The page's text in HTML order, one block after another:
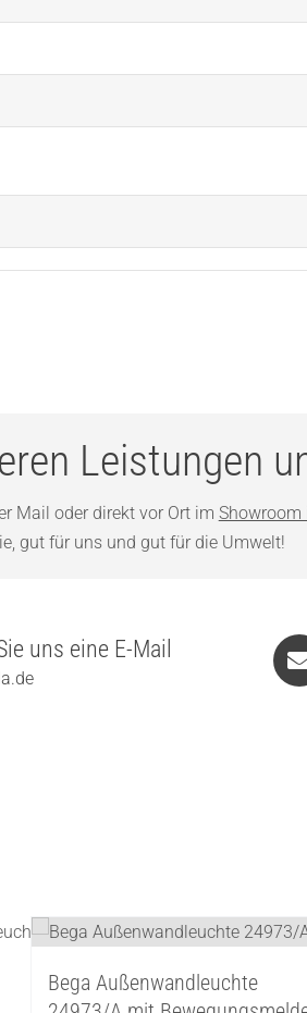
Leistungen
Mail oder direkt vor Ort im Showroom
gut für uns und gut für die Umwelt!
uns eine E-Mail
Bega Außenwandleuchte